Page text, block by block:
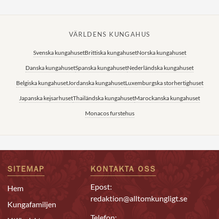
VÄRLDENS KUNGAHUS
Svenska kungahusetBrittiska kungahusetNorska kungahuset
Danska kungahusetSpanska kungahusetNederländska kungahuset
Belgiska kungahusetJordanska kungahusetLuxemburgska storhertighuset
Japanska kejsarhusetThailändska kungahusetMarockanska kungahuset
Monacos furstehus
SITEMAP
Hem
Kungafamiljen
KONTAKTA OSS
Epost:
redaktion@alltomkungligt.se